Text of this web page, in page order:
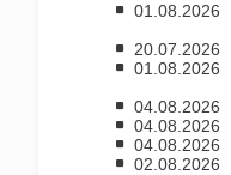
01.08.2026
20.07.2026
01.08.2026
04.08.2026
04.08.2026
04.08.2026
02.08.2026